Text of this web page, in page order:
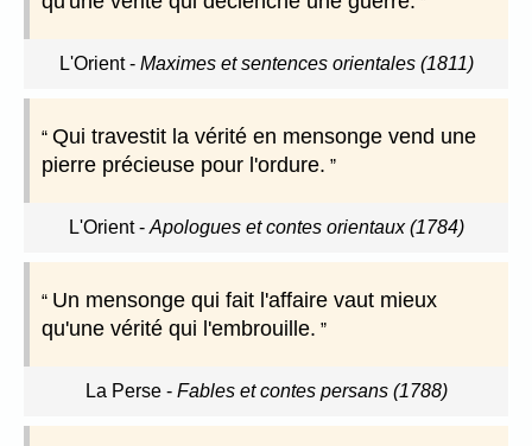
L'Orient- Maximes et sentences orientales (1811)
Qui travestit la vérité en mensonge vend une
pierre précieuse pour l'ordure.
L'Orient- Apologues et contes orientaux (1784)
Un mensonge qui fait l'affaire vaut mieux
qu'une vérité qui l'embrouille.
La Perse- Fables et contes persans (1788)